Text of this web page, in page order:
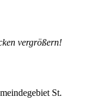
vergrößern!
St.